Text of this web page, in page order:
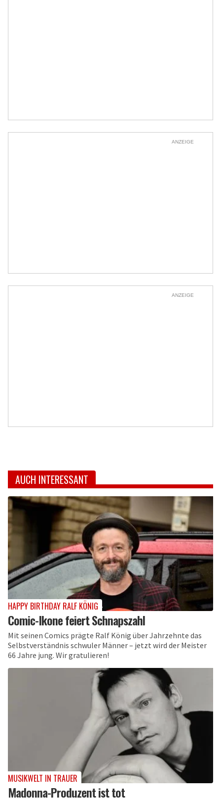
ANZEIGE
ANZEIGE
AUCH INTERESSANT
HAPPY BIRTHDAY RALF KÖNIG
Comic-Ikone feiert Schnapszahl
Mit seinen Comics prägte Ralf König über Jahrzehnte das
Selbstverständnis schwuler Männer – jetzt wird der Meister
66 Jahre jung. Wir gratulieren!
MUSIKWELT IN TRAUER
Madonna-Produzent ist tot